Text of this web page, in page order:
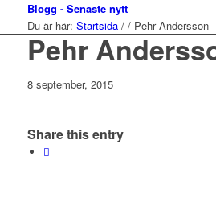
Blogg - Senaste nytt
Du är här: Startsida / / Pehr Andersson
Pehr
8 september, 2015
Share this entry